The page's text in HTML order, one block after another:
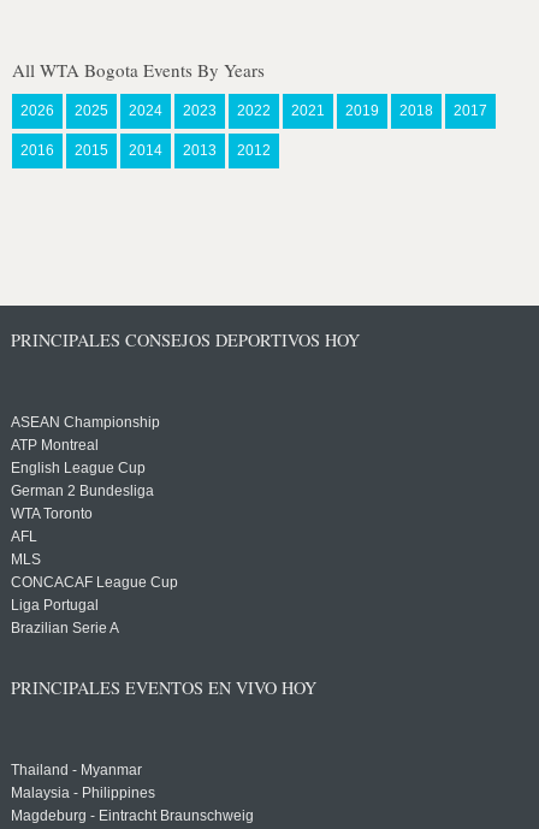
All WTA Bogota Events By Years
2026 2025 2024 2023 2022 2021 2019 2018 2017
2016 2015 2014 2013 2012
PRINCIPALES CONSEJOS DEPORTIVOS HOY
ASEAN Championship
ATP Montreal
English League Cup
German 2 Bundesliga
WTA Toronto
AFL
MLS
CONCACAF League Cup
Liga Portugal
Brazilian Serie A
PRINCIPALES EVENTOS EN VIVO HOY
Thailand - Myanmar
Malaysia - Philippines
Magdeburg - Eintracht Braunschweig